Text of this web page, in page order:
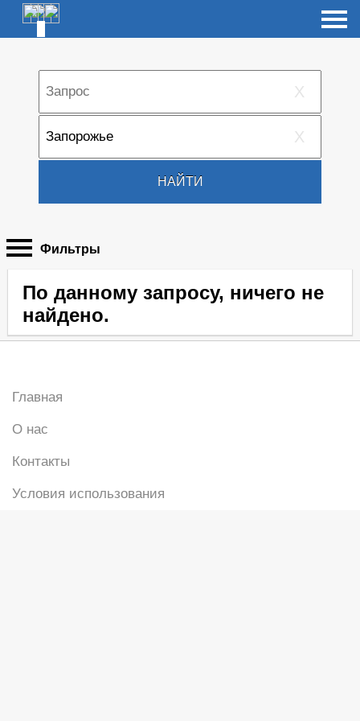
X
X
НАЙТИ
Фильтры
По данному запросу, ничего не
найдено.
Главная
О нас
Контакты
Условия использования